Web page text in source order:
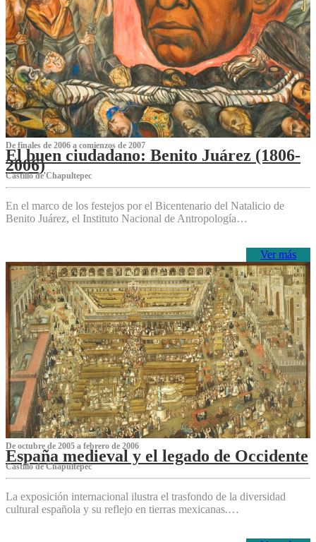
De finales de 2006 a comienzos de 2007
El buen ciudadano: Benito Juárez (1806-
2006)
Castillo de Chapultepec
En el marco de los festejos por el Bicentenario del Natalicio de
Benito Juárez, el Instituto Nacional de Antropología…
Ver más
De octubre de 2005 a febrero de 2006
España medieval y el legado de Occidente
Castillo de Chapultepec
La exposición internacional ilustra el trasfondo de la diversidad
cultural española y su reflejo en tierras mexicanas.…